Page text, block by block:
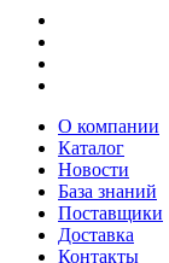
О компании
Каталог
Новости
База знаний
Поставщики
Доставка
Контакты